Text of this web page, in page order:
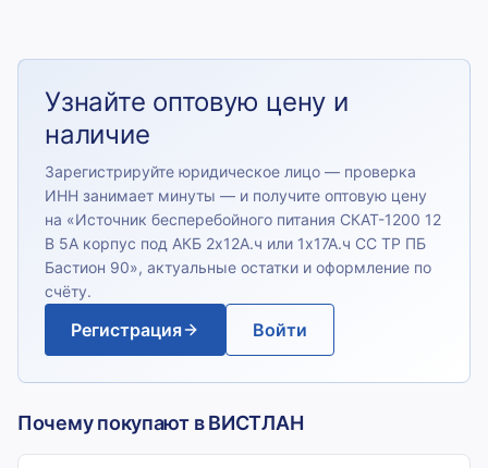
Узнайте оптовую цену и
наличие
Зарегистрируйте юридическое лицо — проверка
ИНН занимает минуты — и получите оптовую цену
на «Источник бесперебойного питания СКАТ-1200 12
В 5А корпус под АКБ 2х12А.ч или 1х17А.ч СС ТР ПБ
Бастион 90», актуальные остатки и оформление по
счёту.
Регистрация Войти
Почему покупают в ВИСТЛАН